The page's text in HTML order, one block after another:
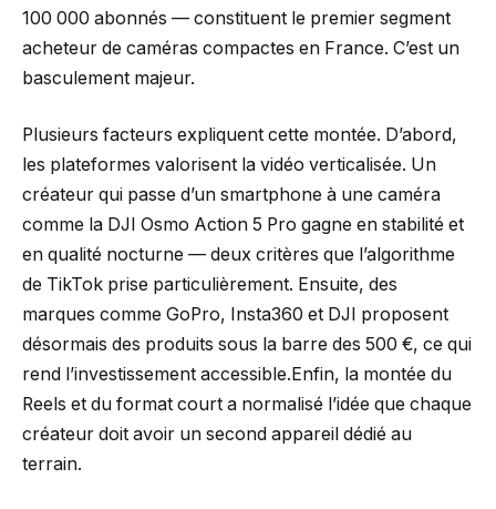
100 000 abonnés — constituent le premier segment
acheteur de caméras compactes en France. C’est un
basculement majeur.
Plusieurs facteurs expliquent cette montée. D’abord,
les plateformes valorisent la vidéo verticalisée. Un
créateur qui passe d’un smartphone à une caméra
comme la DJI Osmo Action 5 Pro gagne en stabilité et
en qualité nocturne — deux critères que l’algorithme
de TikTok prise particulièrement. Ensuite, des
marques comme GoPro, Insta360 et DJI proposent
désormais des produits sous la barre des 500 €, ce qui
rend l’investissement accessible.Enfin, la montée du
Reels et du format court a normalisé l’idée que chaque
créateur doit avoir un second appareil dédié au
terrain.